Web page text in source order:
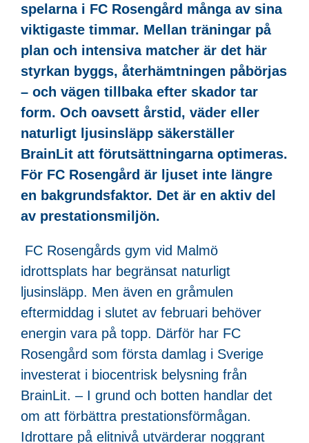
spelarna i FC Rosengård många av sina
viktigaste timmar. Mellan träningar på
plan och intensiva matcher är det här
styrkan byggs, återhämtningen påbörjas
– och vägen tillbaka efter skador tar
form. Och oavsett årstid, väder eller
naturligt ljusinsläpp säkerställer
BrainLit att förutsättningarna optimeras.
För FC Rosengård är ljuset inte längre
en bakgrundsfaktor. Det är en aktiv del
av prestationsmiljön.
FC Rosengårds gym vid Malmö
idrottsplats har begränsat naturligt
ljusinsläpp. Men även en gråmulen
eftermiddag i slutet av februari behöver
energin vara på topp. Därför har FC
Rosengård som första damlag i Sverige
investerat i biocentrisk belysning från
BrainLit. – I grund och botten handlar det
om att förbättra prestationsförmågan.
Idrottare på elitnivå utvärderar noggrant